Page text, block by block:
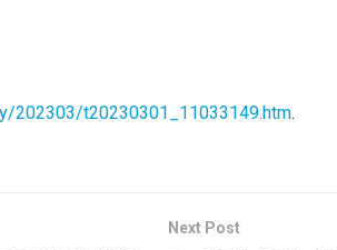
202303/t20230301_11033149.htm.
Next Post